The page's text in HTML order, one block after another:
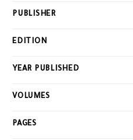
PUBLISHER
EDITION
YEAR PUBLISHED
VOLUMES
PAGES